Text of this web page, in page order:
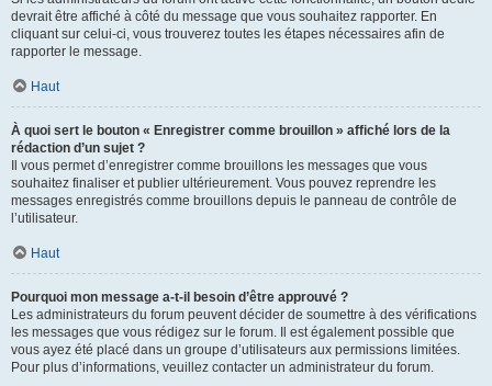
devrait être affiché à côté du message que vous souhaitez rapporter. En
cliquant sur celui-ci, vous trouverez toutes les étapes nécessaires afin de
rapporter le message.
Haut
À quoi sert le bouton « Enregistrer comme brouillon » affiché lors de la
rédaction d’un sujet ?
Il vous permet d’enregistrer comme brouillons les messages que vous
souhaitez finaliser et publier ultérieurement. Vous pouvez reprendre les
messages enregistrés comme brouillons depuis le panneau de contrôle de
l’utilisateur.
Haut
Pourquoi mon message a-t-il besoin d’être approuvé ?
Les administrateurs du forum peuvent décider de soumettre à des vérifications
les messages que vous rédigez sur le forum. Il est également possible que
vous ayez été placé dans un groupe d’utilisateurs aux permissions limitées.
Pour plus d’informations, veuillez contacter un administrateur du forum.